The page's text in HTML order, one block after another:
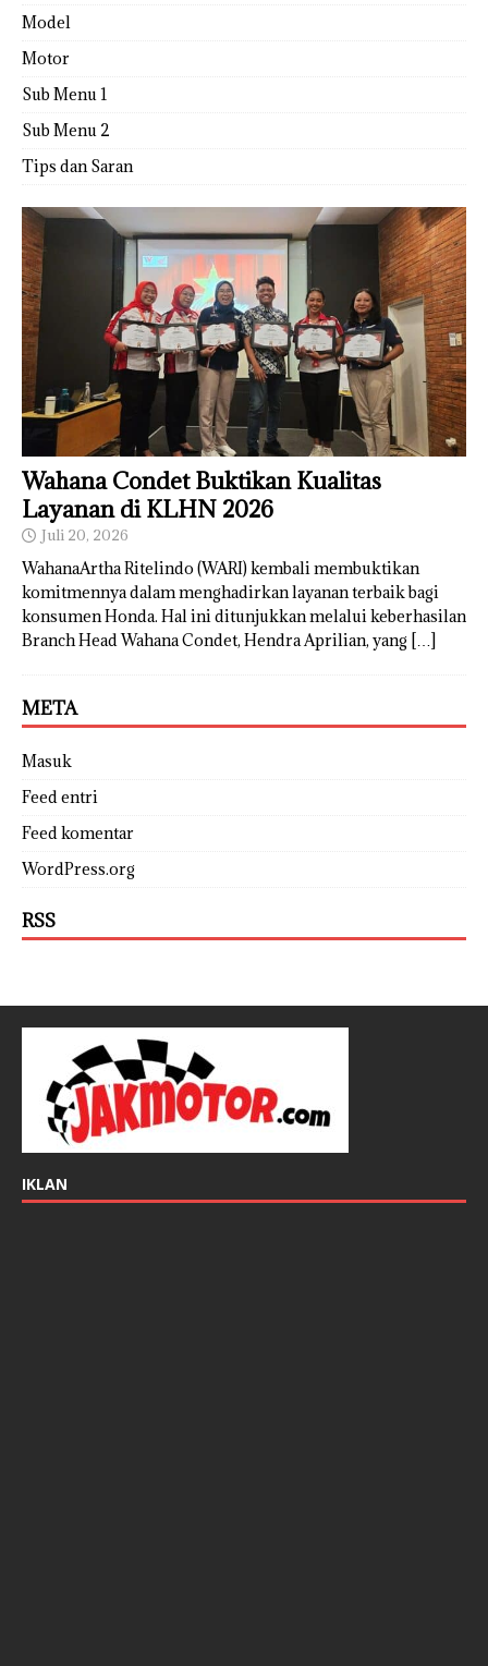
Model
Motor
Sub Menu 1
Sub Menu 2
Tips dan Saran
Wahana Condet Buktikan Kualitas
Layanan di KLHN 2026
Juli 20, 2026
WahanaArtha Ritelindo (WARI) kembali membuktikan
komitmennya dalam menghadirkan layanan terbaik bagi
konsumen Honda. Hal ini ditunjukkan melalui keberhasilan
Branch Head Wahana Condet, Hendra Aprilian, yang […]
META
Masuk
Feed entri
Feed komentar
WordPress.org
RSS
IKLAN